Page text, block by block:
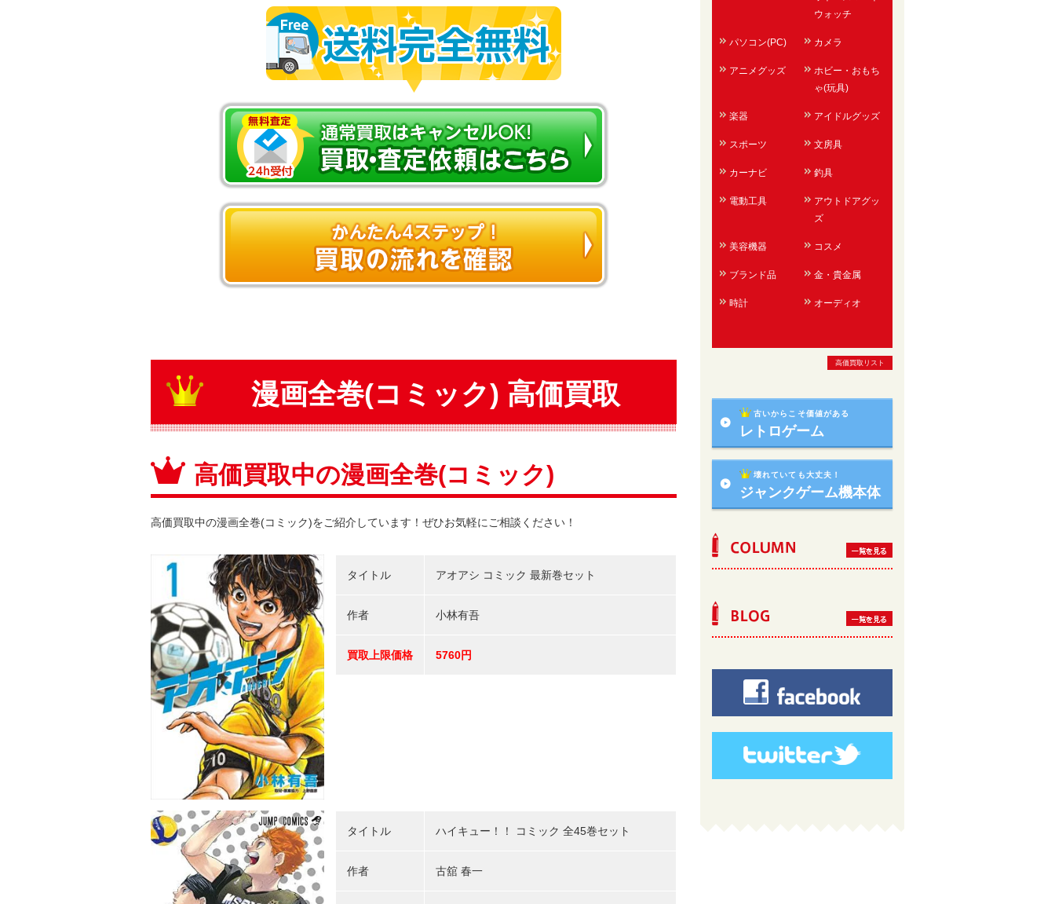
漫画全巻(コミック) 高価買取
高価買取中の漫画全巻(コミック)
高価買取中の漫画全巻(コミック)をご紹介しています！ぜひお気軽にご相談ください！
タイトル アオアシ コミック 最新巻セット
作者 小林有吾
買取上限価格 5760円
タイトル ハイキュー！！ コミック 全45巻セット
作者 古舘 春一
ウォッチ
パソコン(PC) カメラ
アニメグッズ
ホビー・おもち
ゃ(玩具)
楽器 アイドルグッズ
スポーツ 文房具
カーナビ 釣具
電動工具
アウトドアグッ
ズ
美容機器 コスメ
ブランド品 金・貴金属
時計 オーディオ
高価買取リスト
古いからこそ価値がある
レトロゲーム
壊れていても大丈夫！
ジャンクゲーム機本体